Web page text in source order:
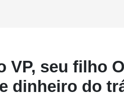
VP, seu filho
dinheiro do